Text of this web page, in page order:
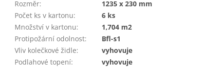
Rozměr:
1235 x 230 mm
Počet ks v kartonu:
6 ks
Množství v kartonu:
1,704 m2
Protipožární odolnost:
Bfl-s1
Vliv kolečkové židle:
vyhovuje
Podlahové topení:
vyhovuje